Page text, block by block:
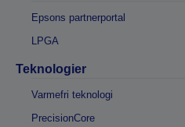
Epsons partnerportal
LPGA
Teknologier
Varmefri teknologi
PrecisionCore